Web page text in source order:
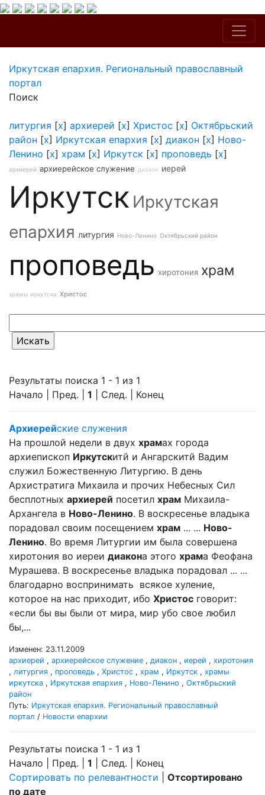
Иркутская епархия. Региональный православный
портал
Поиск
литургия [x] архиерей [x] Христос [x] Октябрьский
район [x] Иркутская епархия [x] диакон [x] Ново-
Ленино [x] храм [x] Иркутск [x] проповедь [x]
архиерей архиерейское служение диакон иерей
Иркутск Иркутская
епархия литургия Ново-Ленино Октябрьский район
проповедь хиротония храм
храмы иркутска Христос
Результаты поиска 1 - 1 из 1
Начало | Пред. | 1 | След. | Конец
Архиерейские служения
На прошлой недели в двух храмах города
архиепископ Иркутскитй и Ангарскитй Вадим
служил Божественную Литургию. В день
Архистратига Михаила и прочих Небесных Сил
бесплотных архиерей посетил храм Михаила-
Архангела в Ново-Ленино. В воскресенье владыка
порадовал своим посещением храм ... ... Ново-
Ленино. Во время Литургии им была совершена
хиротония во иереи диакона этого храма Феофана
Мурашева. В воскресенье владыка порадовал ... ...
благодарно воспринимать всякое хуление,
которое на нас приходит, ибо Христос говорит:
«если бы вы были от мира, мир убо свое любил
бы,...
Изменен: 23.11.2009
архиерей , архиерейское служение , диакон , иерей , хиротония
, литургия , проповедь , Христос , храм , Иркутск , храмы
иркутска , Иркутская епархия , Ново-Ленино , Октябрьский
район
Путь: Иркутская епархия. Региональный православный
портал / Новости епархии
Результаты поиска 1 - 1 из 1
Начало | Пред. | 1 | След. | Конец
Сортировать по релевантности
Отсортировано
по дате